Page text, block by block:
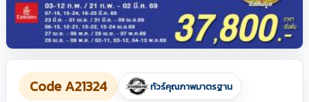
Code A21324 ทัวร์คุณภาพมาตรฐาน